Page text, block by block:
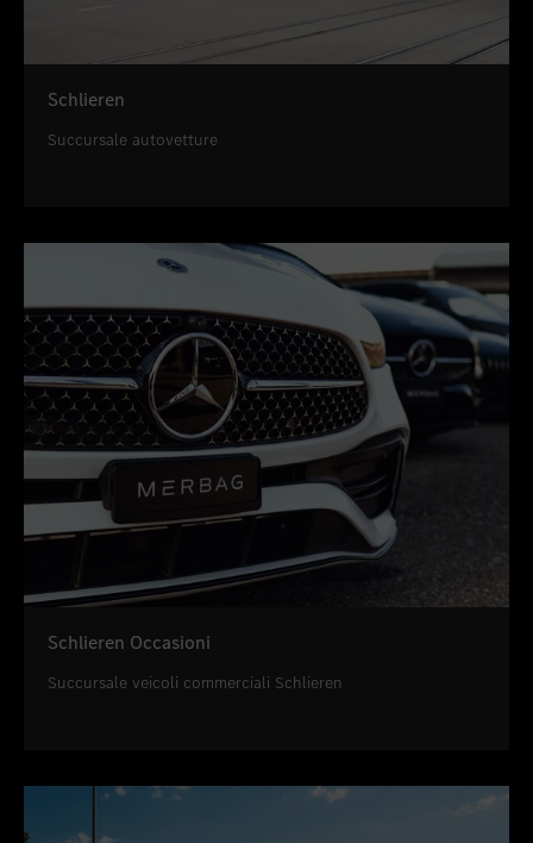
Schlieren
Succursale autovetture
Schlieren Occasioni
Succursale veicoli commerciali Schlieren